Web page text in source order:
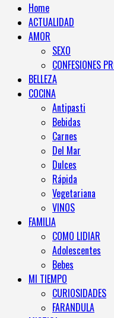
Home
ACTUALIDAD
AMOR
SEXO
CONFESIONES
BELLEZA
COCINA
Antipasti
Bebidas
Carnes
Del Mar
Dulces
Rápida
Vegetariana
VINOS
FAMILIA
COMO LIDIAR
Adolescentes
Bebes
MI TIEMPO
CURIOSIDADES
FARANDULA